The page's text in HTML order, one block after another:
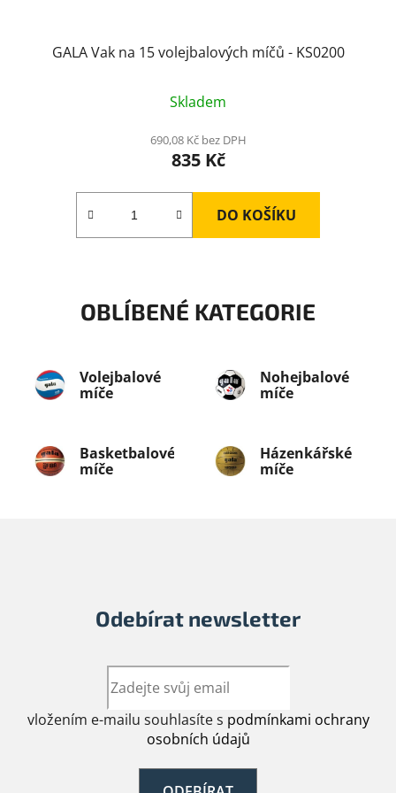
GALA Vak na 15 volejbalových míčů - KS0200
Skladem
690,08 Kč bez DPH
835 Kč
DO KOŠÍKU
OBLÍBENÉ KATEGORIE
Volejbalové
míče
Nohejbalové
míče
Basketbalové
míče
Házenkářské
míče
Odebírat newsletter
vložením e-mailu souhlasíte s podmínkami ochrany
osobních údajů